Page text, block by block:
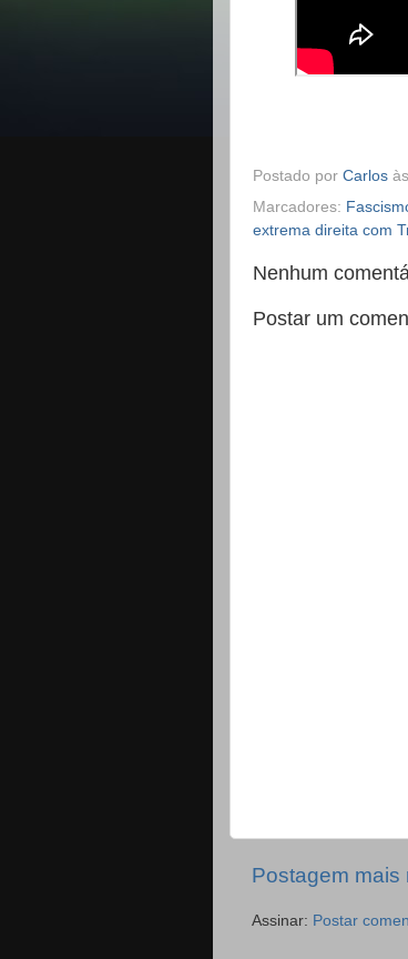
Postado por Carlos às
Marcadores:
extrema direita com
Nenhum
Postar um
Postagem mais
Assinar: Postar